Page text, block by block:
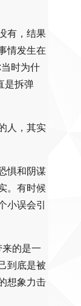
有，结果
情发生在
时为什
是拆弹
人，其实
惧和阴谋
。有时候
小误会引
来的是一
到底是被
想象力击